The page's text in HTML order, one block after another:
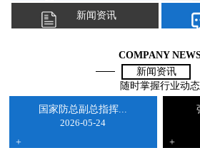
新闻资讯
COMPANY
新闻资讯
随时掌握行业动态
国家防总副总指挥...
2026-05-24
+ +